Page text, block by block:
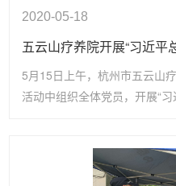
2020-05-18
5月15日上午，杭州市五云山
活动中组织全体党员，开展“